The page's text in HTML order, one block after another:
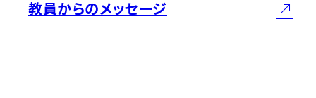
教員からのメッセージ